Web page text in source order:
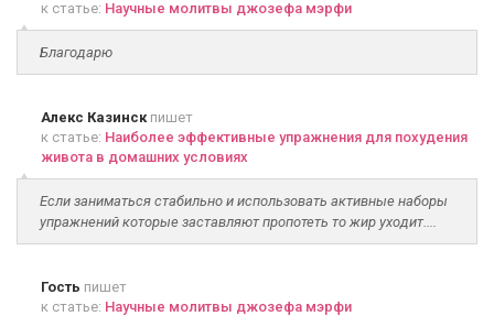
к статье: Научные молитвы джозефа мэрфи
Благодарю
Алекс Казинскпишет
к статье: Наиболее эффективные упражнения для похудения
живота в домашних условиях
Если заниматься стабильно и использовать активные наборы
упражнений которые заставляют пропотеть то жир уходит....
Гость пишет
к статье: Научные молитвы джозефа мэрфи